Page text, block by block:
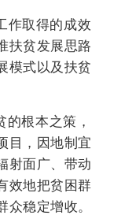
作取得的成效
扶贫发展思路
模式以及扶贫
根本之策，
目，因地制宜
射面广、带动
效地把贫困群
稳定增收。